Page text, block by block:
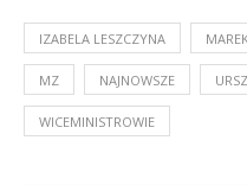
IZABELA LESZCZYNA
MZ NAJNOWSZE
WICEMINISTROWIE